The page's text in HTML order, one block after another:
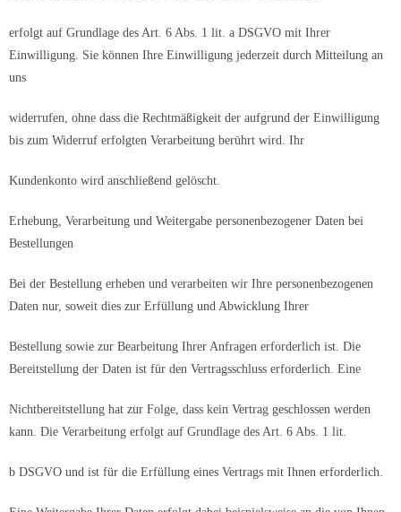
erfolgt auf Grundlage des Art. 6 Abs. 1 lit. a DSGVO mit Ihrer
Einwilligung. Sie können Ihre Einwilligung jederzeit durch Mitteilung an
uns
widerrufen, ohne dass die Rechtmäßigkeit der aufgrund der Einwilligung
bis zum Widerruf erfolgten Verarbeitung berührt wird. Ihr
Kundenkonto wird anschließend gelöscht.
Erhebung, Verarbeitung und Weitergabe personenbezogener Daten bei
Bestellungen
Bei der Bestellung erheben und verarbeiten wir Ihre personenbezogenen
Daten nur, soweit dies zur Erfüllung und Abwicklung Ihrer
Bestellung sowie zur Bearbeitung Ihrer Anfragen erforderlich ist. Die
Bereitstellung der Daten ist für den Vertragsschluss erforderlich. Eine
Nichtbereitstellung hat zur Folge, dass kein Vertrag geschlossen werden
kann. Die Verarbeitung erfolgt auf Grundlage des Art. 6 Abs. 1 lit.
b DSGVO und ist für die Erfüllung eines Vertrags mit Ihnen erforderlich.